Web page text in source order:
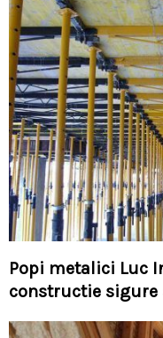
Popi metalici Luc
constructie sigure